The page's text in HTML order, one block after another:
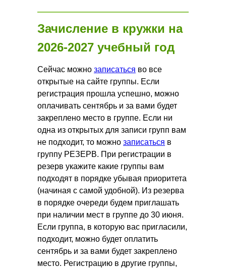
Зачисление в кружки на
2026-2027 учебный год
Сейчас можно записаться во все
открытые на сайте группы. Если
регистрация прошла успешно, можно
оплачивать сентябрь и за вами будет
закреплено место в группе. Если ни
одна из открытых для записи групп вам
не подходит, то можно записаться в
группу РЕЗЕРВ. При регистрации в
резерв укажите какие группы вам
подходят в порядке убывая приоритета
(начиная с самой удобной). Из резерва
в порядке очереди будем приглашать
при наличии мест в группе до 30 июня.
Если группа, в которую вас пригласили,
подходит, можно будет оплатить
сентябрь и за вами будет закреплено
место. Регистрацию в другие группы,